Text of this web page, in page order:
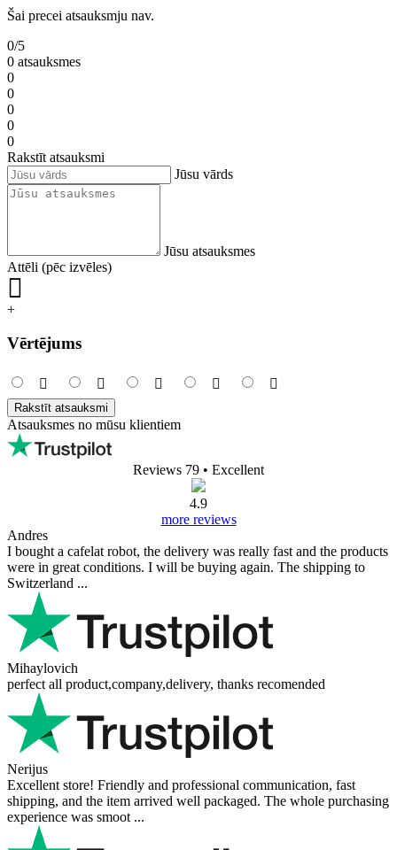
Šai precei atsauksmju nav.
0/5
0 atsauksmes
0
0
0
0
0
Rakstīt atsauksmi
Jūsu vārds
Jūsu atsauksmes
Attēli (pēc izvēles)
+
Vērtējums
Rakstīt atsauksmi
Atsauksmes no mūsu klientiem
Reviews 79 • Excellent
4.9
more reviews
Andres
I bought a cafelat robot, the delivery was really fast and the products
were in great conditions. I will be buying again. The shipping to
Switzerland ...
Mihaylovich
perfect all product,company,delivery, thanks recomended
Nerijus
Excellent store! Friendly and professional communication, fast
shipping, and the item arrived well packaged. The whole purchasing
experience was smoot ...